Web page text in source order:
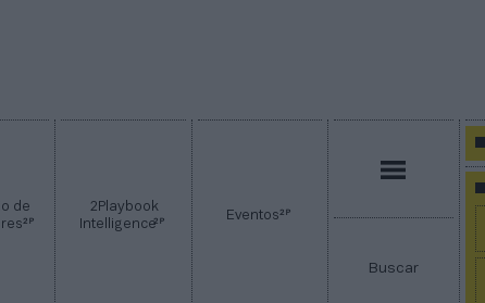
de
2P
2Playbook
Intelligence2P Eventos2P
Buscar